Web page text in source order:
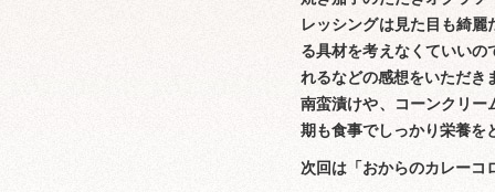
レッシングは見た目も綺
る具材を考えなくていい
れるなどの感想をいただき
南蛮漬けや、コーンクリー
期も食事でしっかり栄養を
次回は「おからのカレーコ